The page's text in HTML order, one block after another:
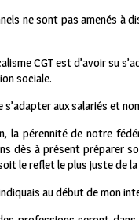
ne sont pas amenés à
CGT est d’avoir su
sociale.
s’adapter aux salariés et
la pérennité de notre
dès à présent préparer
le reflet le plus juste de
au début de mon